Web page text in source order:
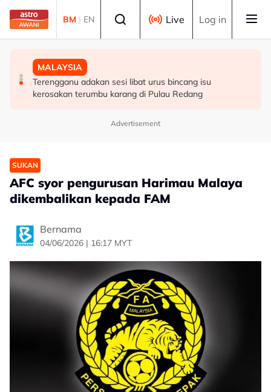
Skip to main content
BM | EN Live Log in
HIBURAN
M. Nasir pilih Aliff Aziz, Melinda Dadew hidupkan kisah
Mansur & Liu
DUNIA
Sultan Brunei titah gelaran diraja isteri Putera Abdul
Malik ditarik balik serta-merta
MALAYSIA
Terengganu adakan sesi libat urus bincang isu
kerosakan terumbu karang di Pulau Redang
Advertisement
SUKAN
AFC syor pengurusan Harimau Malaya
dikembalikan kepada FAM
Bernama
04/06/2026 | 16:17 MYT